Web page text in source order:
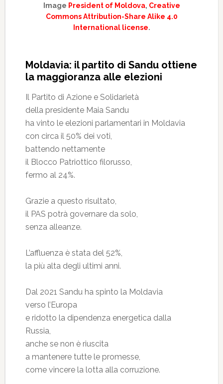
Image President of Moldova, Creative
Commons Attribution-Share Alike 4.0
International license.
Moldavia: il partito di Sandu ottiene
la maggioranza alle elezioni
Il Partito di Azione e Solidarietà
della presidente Maia Sandu
ha vinto le elezioni parlamentari in Moldavia
con circa il 50% dei voti,
battendo nettamente
il Blocco Patriottico filorusso,
fermo al 24%.
Grazie a questo risultato,
il PAS potrà governare da solo,
senza alleanze.
L’affluenza è stata del 52%,
la più alta degli ultimi anni.
Dal 2021 Sandu ha spinto la Moldavia
verso l’Europa
e ridotto la dipendenza energetica dalla
Russia,
anche se non è riuscita
a mantenere tutte le promesse,
come vincere la lotta alla corruzione.